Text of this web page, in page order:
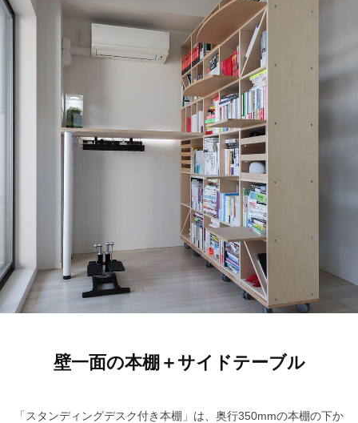
壁一面の本棚＋サイドテーブル
「スタンディングデスク付き本棚」は、奥行350mmの本棚の下か